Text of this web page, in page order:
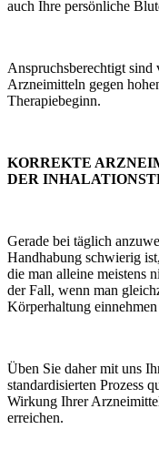
auch Ihre persönliche
Anspruchsberechtigt sind
Arzneimitteln gegen
Therapiebeginn.
KORREKTE
DER
Gerade bei täglich
Handhabung schwierig
die man alleine meistens
der Fall, wenn man
Körperhaltung
Üben Sie daher mit uns
standardisierten Prozess
Wirkung Ihrer
erreichen.